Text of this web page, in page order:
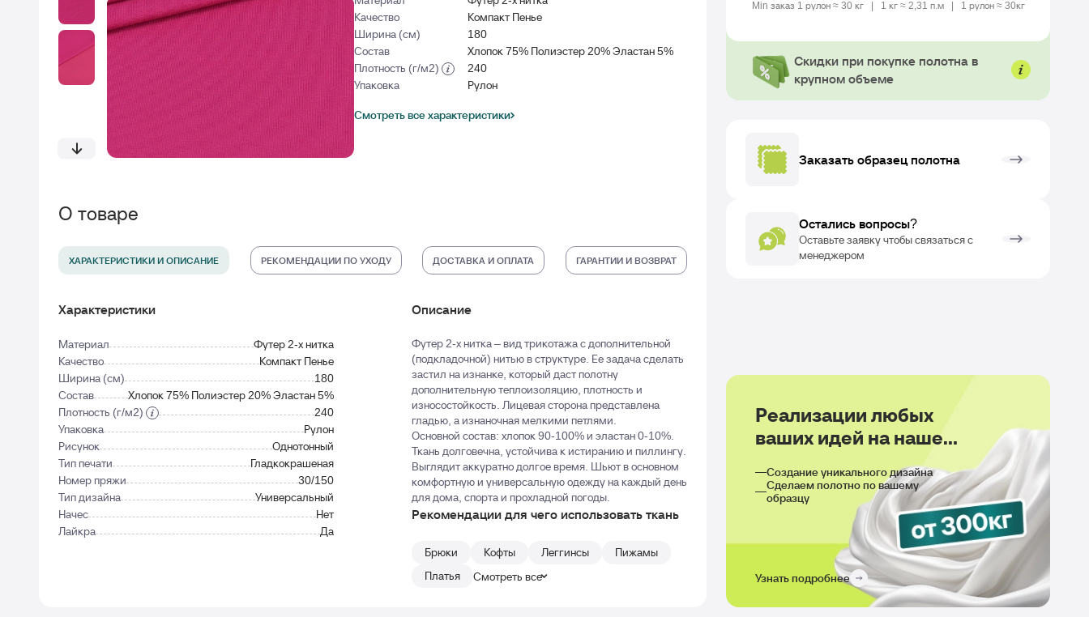
Качество
Компакт Пенье
Ширина (см)
180
Состав
Хлопок 75% Полиэстер 20% Эластан 5%
Плотность (г/м2)
240
Упаковка
Рулон
Смотреть все характеристики
О товаре
ХАРАКТЕРИСТИКИ И ОПИСАНИЕ РЕКОМЕНДАЦИИ ПО УХОДУ ДОСТАВКА И ОПЛАТА ГАРАНТИИ И ВОЗВРАТ
Характеристики
Материал
Футер 2-х нитка
Качество
Компакт Пенье
Ширина (см)
180
Состав
Хлопок 75% Полиэстер 20% Эластан 5%
Плотность (г/м2)
240
Упаковка
Рулон
Рисунок
Однотонный
Тип печати
Гладкокрашеная
Номер пряжи
30/150
Тип дизайна
Универсальный
Начес
Нет
Лайкра
Да
Описание
Футер 2-х нитка – вид трикотажа с дополнительной
(подкладочной) нитью в структуре. Ее задача сделать
застил на изнанке, который даст полотну
дополнительную теплоизоляцию, плотность и
износостойкость. Лицевая сторона представлена
гладью, а изнаночная мелкими петлями.
Основной состав: хлопок 90-100% и эластан 0-10%.
Ткань долговечна, устойчива к истиранию и пиллингу.
Выглядит аккуратно долгое время. Шьют в основном
комфортную и универсальную одежду на каждый день
для дома, спорта и прохладной погоды.
Рекомендации для чего использовать ткань
Брюки Кофты Леггинсы
Пижамы
Платья
Смотреть все
Min заказ 1 рулон ≈ 30 кг 1 кг ≈ 2,31 п.м 1 рулон ≈ 30кг
Скидки при покупке полотна в
крупном объеме
Заказать образец полотна
Остались вопросы?
Оставьте заявку чтобы связаться с
менеджером
Реализации любых
ваших идей на нашем
Создание уникального дизайна
Сделаем полотно по вашему
образцу
Узнать подробнее